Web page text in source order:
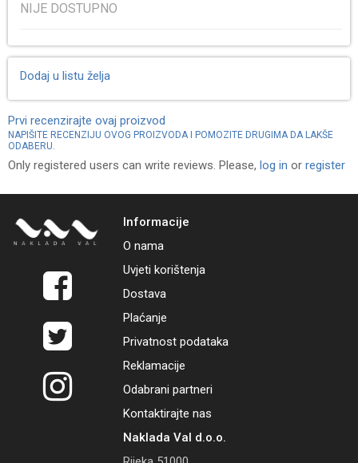
NIJE DOSTUPNO
Dodaj u listu želja
Prvi recenzirajte ovaj proizvod
NAPIŠITE RECENZIJU OVOG PROIZVODA I POMOZITE DRUGIMA DA LAKŠE
ODABERU.
Only registered users can write reviews. Please, log in or register
Informacije
O nama
Uvjeti korištenja
Dostava
Plaćanje
Privatnost podataka
Reklamacije
Odabrani partneri
Kontaktirajte nas
Naklada Val d.o.o.